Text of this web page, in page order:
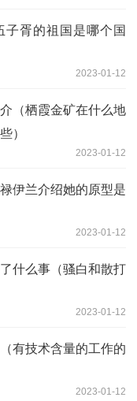
子胥的祖国是哪个国
2023-01-12
（栖霞金矿在什么地
）
2023-01-12
伊兰介绍她的原型是
2023-01-12
什么事（骚白和散打
2023-01-12
有技术含量的工作的
2023-01-12